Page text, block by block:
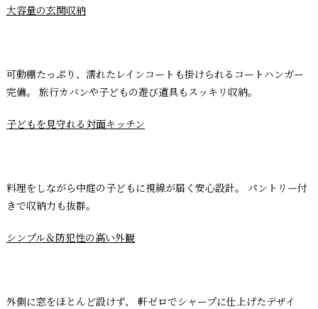
大容量の玄関収納
可動棚たっぷり、濡れたレインコートも掛けられるコートハンガー
完備。 旅行カバンや子どもの遊び道具もスッキリ収納。
子どもを見守れる対面キッチン
料理をしながら中庭の子どもに視線が届く安心設計。 パントリー付
きで収納力も抜群。
シンプル＆防犯性の高い外観
外側に窓をほとんど設けず、 軒ゼロでシャープに仕上げたデザイ